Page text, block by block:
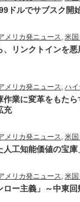
ドルでサブスク開
メリカ発ニュース, 米
、リンクトインを
メリカ発ニュース, ハ
作業に変革をもた
充
メリカ発ニュース, 米
人工知能価値の宝
メリカ発ニュース, 米
ロー主義」～中東